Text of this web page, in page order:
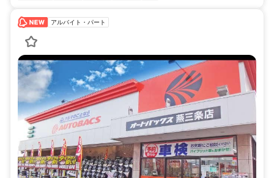
アルバイト・パート